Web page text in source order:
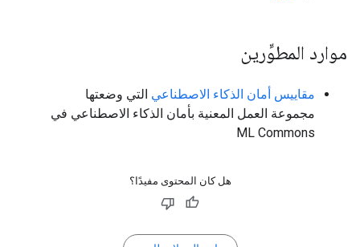
موارد المطوِّرين
مقاييس أمان الذكاء الاصطناعي التي وضعتها
مجموعة العمل المعنية بأمان الذكاء الاصطناعي في
ML Commons
هل كان المحتوى مفيدًا؟